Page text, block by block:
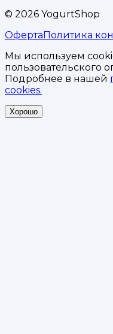
© 2026 YogurtShop
ОфертаПолитика
Мы используем
пользовательского
Подробнее в нашей
cookies.
Хорошо